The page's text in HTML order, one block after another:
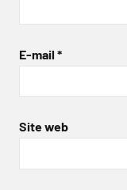
E-mail *
Site web